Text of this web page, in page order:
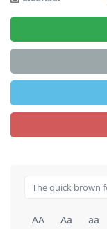
AA Aa aa